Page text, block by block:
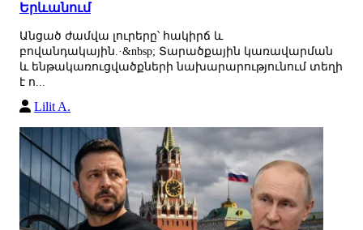
Երևանում
Անցած ժամվա լուրերը՝ հակիրճ և
բովանդակային.·&nbsp; Տարածքային կառավարման
և ենթակառուցվածքների նախարարությունում տեղի
է ո...
Lilit A.